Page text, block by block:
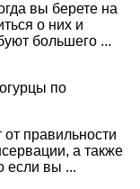
вы берете на
о них и
большего ...
по
от правильности
а также
если вы ...